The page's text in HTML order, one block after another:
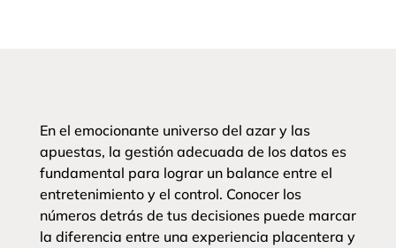
En el emocionante universo del azar y las
apuestas, la gestión adecuada de los datos es
fundamental para lograr un balance entre el
entretenimiento y el control. Conocer los
números detrás de tus decisiones puede marcar
la diferencia entre una experiencia placentera y